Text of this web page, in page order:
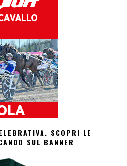
SCOPRI LE
SUL BANNER